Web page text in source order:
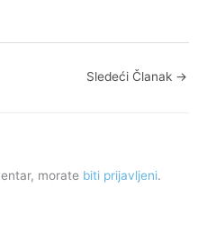
Sledeći Članak →
morate biti prijavljeni.